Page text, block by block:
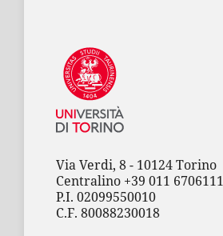
Via Verdi, 8 - 10124 Torino
Centralino +39 011 6706111
P.I. 02099550010
C.F. 80088230018